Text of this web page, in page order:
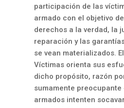
participación de las
armado con el objetivo
derechos a la verdad, la
reparación y las
se vean materializados.
Víctimas orienta sus
dicho propósito, razón
sumamente
armados intenten